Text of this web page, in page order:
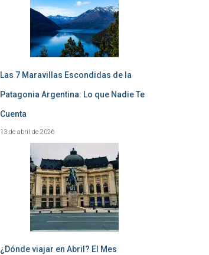
Las 7 Maravillas Escondidas de la
Patagonia Argentina: Lo que Nadie Te
Cuenta
13 de abril de 2026
¿Dónde viajar en Abril? El Mes